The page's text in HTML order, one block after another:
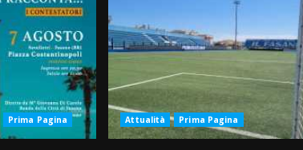
Prima Pagina Attualità Prima Pagina